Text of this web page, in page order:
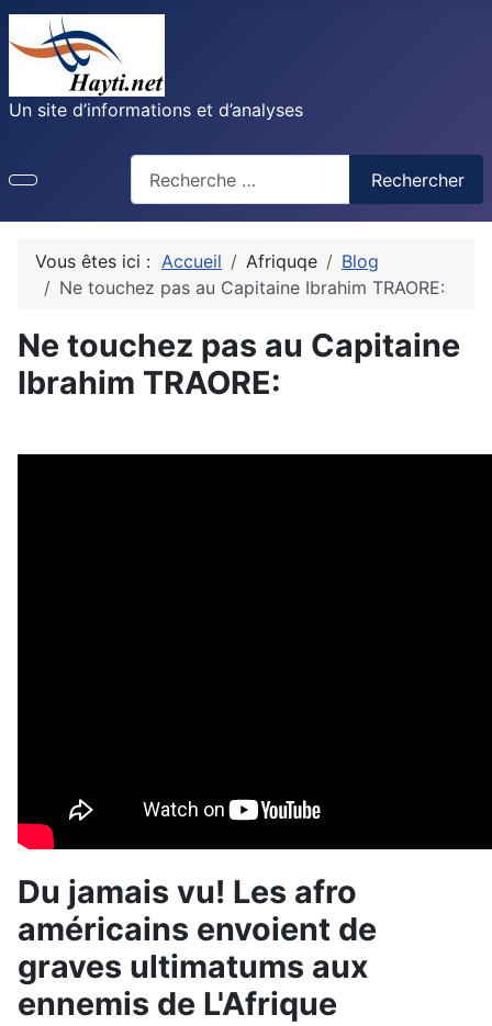
Un site d’informations et d’analyses
Rechercher
Vous êtes ici : Accueil Afriquqe
Blog
Ne touchez pas au Capitaine Ibrahim TRAORE:
Ne touchez pas au Capitaine
Ibrahim TRAORE:
Du jamais vu! Les afro
américains envoient de
graves ultimatums aux
ennemis de L'Afrique